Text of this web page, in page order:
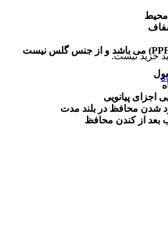
خرید نیست.
محیط
اجزای پیانویی
شدن محافظ در بلند مدت
از کندن محافظ